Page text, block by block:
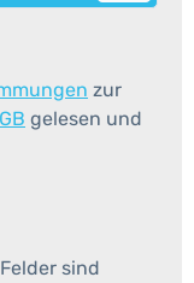
zur
gelesen und
sind